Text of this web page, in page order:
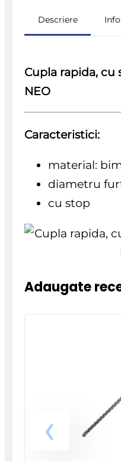
Descriere
Cupla rapida, cu
NEO
Caracteristici:
material:
diametru
cu stop
Adaugate